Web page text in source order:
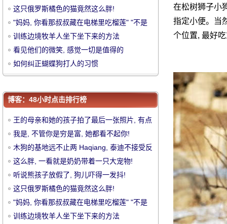
华
在松树狮子小
指定小便。当
个位置, 最好
这只俄罗斯橘色的猫竟然这么胖!
"妈妈, 你看那叔叔藏在电梯里吃榴莲" "不是
榴莲, 是狗屎"
训练边境牧羊人坐下坐下来的方法
看见他们的微笑, 感觉一切是值得的
如何纠正蝴蝶狗打人的习惯
这只俄罗斯橘色的猫竟然这么胖!
"妈妈, 你看那叔叔藏在电梯里吃榴莲" "不是
榴莲, 是狗屎"
训练边境牧羊人坐下坐下来的方法
看见他们的微笑, 感觉一切是值得的
如何纠正蝴蝶狗打人的习惯
博客：48小时点击排行榜
王的母亲和她的孩子拍了最后一张照片, 有点
虐待
我是, 不管你是穷是富, 她都看不起你!
木狗的基地远不止两 Haqiang, 泰迪不接受反
驳!
这么胖, 一看就是奶奶带着一只大宠物!
听说熊孩子放假了, 狗儿吓得一发抖!
这只俄罗斯橘色的猫竟然这么胖!
"妈妈, 你看那叔叔藏在电梯里吃榴莲" "不是
榴莲, 是狗屎"
训练边境牧羊人坐下坐下来的方法